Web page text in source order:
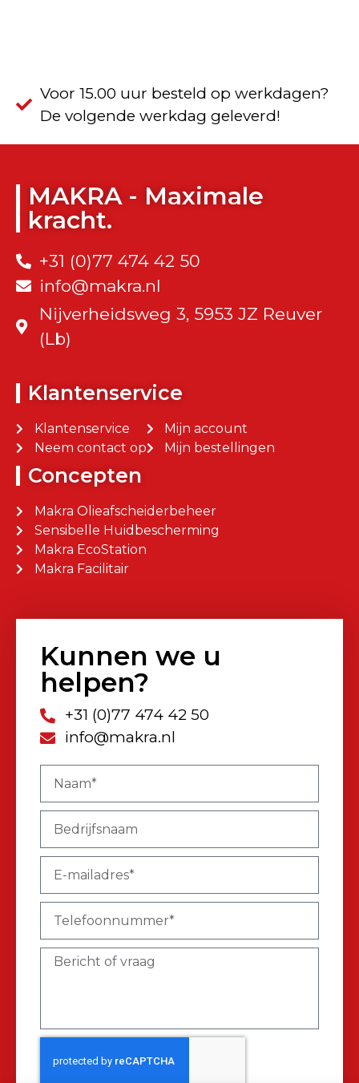
Voor 15.00 uur besteld op werkdagen?
De volgende werkdag geleverd!
MAKRA - Maximale
kracht.
+31 (0)77 474 42 50
info@makra.nl
Nijverheidsweg 3, 5953 JZ Reuver
(Lb)
Klantenservice
Klantenservice
Neem contact op
Mijn account
Mijn bestellingen
Concepten
Makra Olieafscheiderbeheer
Sensibelle Huidbescherming
Makra EcoStation
Makra Facilitair
Kunnen we u
helpen?
+31 (0)77 474 42 50
info@makra.nl